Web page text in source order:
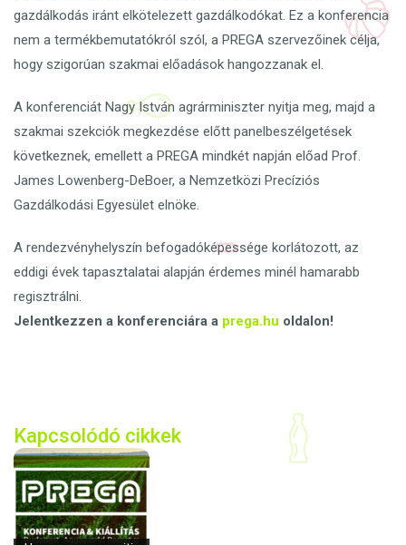
gazdálkodás iránt elkötelezett gazdálkodókat. Ez a konferencia
nem a termékbemutatókról szól, a PREGA szervezőinek célja,
hogy szigorúan szakmai előadások hangozzanak el.
A konferenciát Nagy István agrárminiszter nyitja meg, majd a
szakmai szekciók megkezdése előtt panelbeszélgetések
következnek, emellett a PREGA mindkét napján előad Prof.
James Lowenberg-DeBoer, a Nemzetközi Precíziós
Gazdálkodási Egyesület elnöke.
A rendezvényhelyszín befogadóképessége korlátozott, az
eddigi évek tapasztalatai alapján érdemes minél hamarabb
regisztrálni.
Jelentkezzen a konferenciára a prega.hu oldalon!
Kapcsolódó cikkek